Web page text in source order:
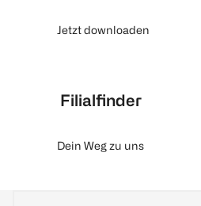
Jetzt downloaden
Filialfinder
Dein Weg zu uns